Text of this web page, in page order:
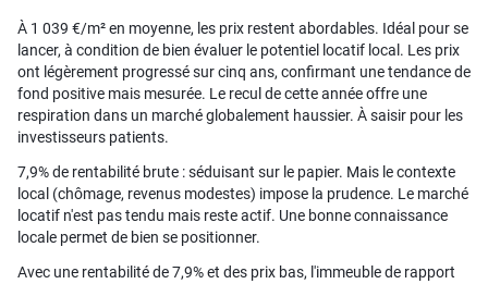
À 1 039 €/m² en moyenne, les prix restent abordables. Idéal pour se
lancer, à condition de bien évaluer le potentiel locatif local. Les prix
ont légèrement progressé sur cinq ans, confirmant une tendance de
fond positive mais mesurée. Le recul de cette année offre une
respiration dans un marché globalement haussier. À saisir pour les
investisseurs patients.
7,9% de rentabilité brute : séduisant sur le papier. Mais le contexte
local (chômage, revenus modestes) impose la prudence. Le marché
locatif n'est pas tendu mais reste actif. Une bonne connaissance
locale permet de bien se positionner.
Avec une rentabilité de 7,9% et des prix bas, l'immeuble de rapport